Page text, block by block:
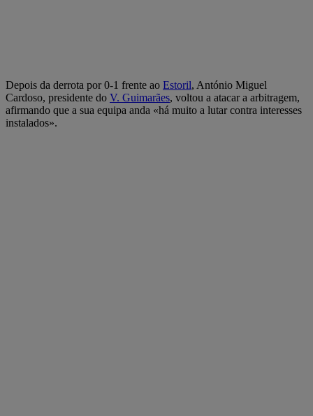
Depois da derrota por 0-1 frente ao Estoril, António Miguel
Cardoso, presidente do V. Guimarães, voltou a atacar a arbitragem,
afirmando que a sua equipa anda «há muito a lutar contra interesses
instalados».